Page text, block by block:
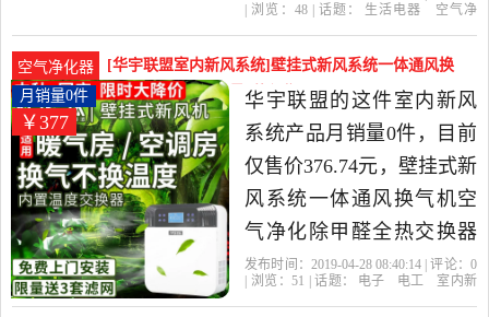
中性价比很高的空气净化,
氧吧，由北京发货。
| 浏览： 48| 话题： 生活电器
空气净
空气净化器
[华宇联盟室内新风系统]壁挂式新风系统一体通风换
气机空气净化月销量0件仅售376.74元
￥377
月销量0件
华宇联盟的这件室内新风
系统产品月销量0件，目前
仅售价376.74元，壁挂式新
风系统一体通风换气机空
气净化除甲醛全热交换器
智能家用是2019年华宇联
发布时间：2019-04-28 08:40:14 | 评论： 0
| 浏览：51 | 话题： 电子 电工
室内新